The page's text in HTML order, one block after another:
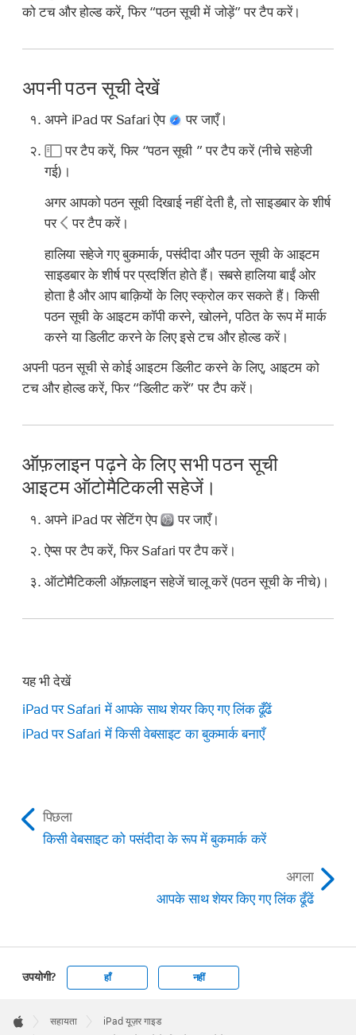
को टच और होल्ड करें, फिर “पठन सूची में जोड़ें” पर टैप करें।
अपनी पठन सूची देखें
अपने iPad पर Safari ऐप
पर जाएँ।
पर टैप करें, फिर “पठन सूची ” पर टैप करें (नीचे सहेजी
गई)।
अगर आपको पठन सूची दिखाई नहीं देती है, तो साइडबार के शीर्ष
पर
पर टैप करें।
हालिया सहेजे गए बुकमार्क, पसंदीदा और पठन सूची के आइटम
साइडबार के शीर्ष पर प्रदर्शित होते हैं। सबसे हालिया बाईं ओर
होता है और आप बाक़ियों के लिए स्क्रोल कर सकते हैं। किसी
पठन सूची के आइटम कॉपी करने, खोलने, पठित के रूप में मार्क
करने या डिलीट करने के लिए इसे टच और होल्ड करें।
अपनी पठन सूची से कोई आइटम डिलीट करने के लिए, आइटम को
टच और होल्ड करें, फिर “डिलीट करें” पर टैप करें।
ऑफ़लाइन पढ़ने के लिए सभी पठन सूची
आइटम ऑटोमैटिकली सहेजें।
अपने iPad पर सेटिंग ऐप
पर जाएँ।
ऐप्स पर टैप करें, फिर Safari पर टैप करें।
ऑटोमैटिकली ऑफ़लाइन सहेजें चालू करें (पठन सूची के नीचे)।
यह भी देखें
iPad पर Safari में आपके साथ शेयर किए गए लिंक ढूँढें
iPad पर Safari में किसी वेबसाइट का बुकमार्क बनाएँ
पिछला
किसी वेबसाइट को पसंदीदा के रूप में बुकमार्क करें
अगला
आपके साथ शेयर किए गए लिंक ढूँढें
उपयोगी? हाँ नहीं
Footer

सहायता
iPad यूज़र गाइड